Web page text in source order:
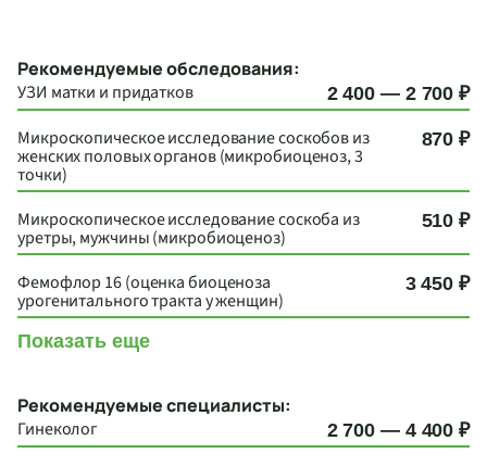
Рекомендуемые обследования:
УЗИ матки и придатков
2 400 — 2 700 ₽
Микроскопическое исследование соскобов из
женских половых органов (микробиоценоз, 3
точки)
870 ₽
Микроскопическое исследование соскоба из
уретры, мужчины (микробиоценоз)
510 ₽
Фемофлор 16 (оценка биоценоза
урогенитального тракта у женщин)
3 450 ₽
Показать еще
Рекомендуемые специалисты:
Гинеколог
2 700 — 4 400 ₽